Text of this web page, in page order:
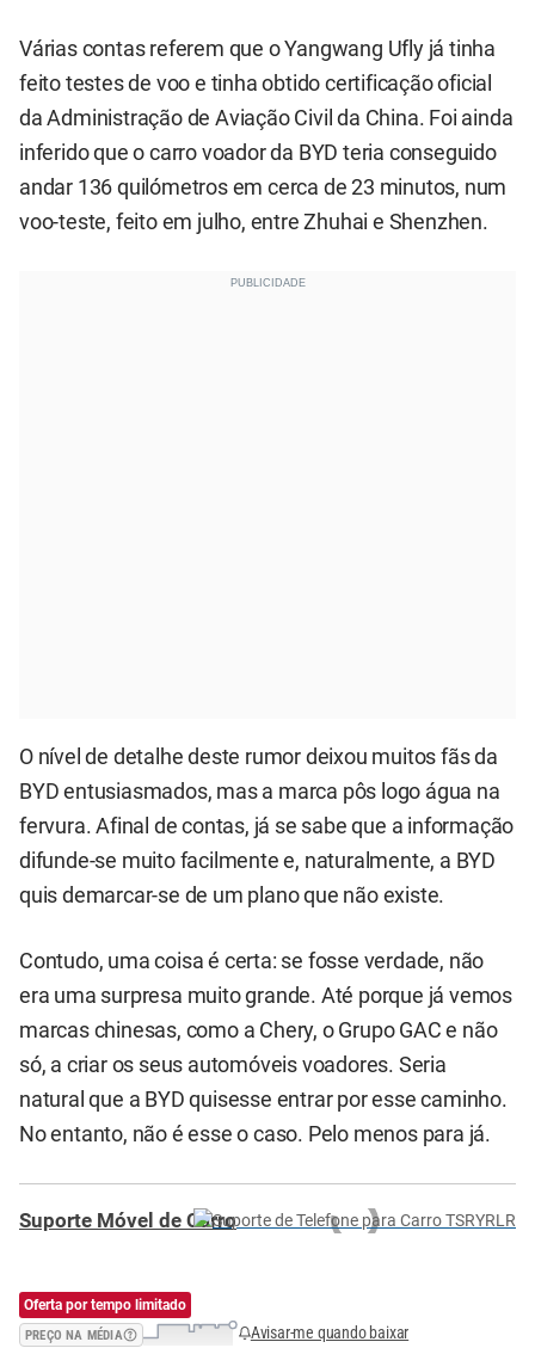
Várias contas referem que o Yangwang Ufly já tinha
feito testes de voo e tinha obtido certificação oficial
da Administração de Aviação Civil da China. Foi ainda
inferido que o carro voador da BYD teria conseguido
andar 136 quilómetros em cerca de 23 minutos, num
voo-teste, feito em julho, entre Zhuhai e Shenzhen.
O nível de detalhe deste rumor deixou muitos fãs da
BYD entusiasmados, mas a marca pôs logo água na
fervura. Afinal de contas, já se sabe que a informação
difunde-se muito facilmente e, naturalmente, a BYD
quis demarcar-se de um plano que não existe.
Contudo, uma coisa é certa: se fosse verdade, não
era uma surpresa muito grande. Até porque já vemos
marcas chinesas, como a Chery, o Grupo GAC e não
só, a criar os seus automóveis voadores. Seria
natural que a BYD quisesse entrar por esse caminho.
No entanto, não é esse o caso. Pelo menos para já.
Suporte Móvel de Carro
Oferta por tempo limitado
PREÇO NA MÉDIA Avisar-me quando baixar